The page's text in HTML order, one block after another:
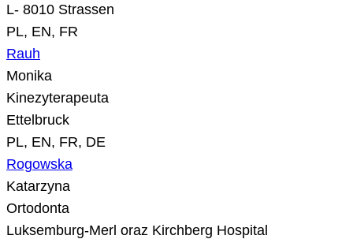
L- 8010 Strassen
PL, EN, FR
Rauh
Monika
Kinezyterapeuta
Ettelbruck
PL, EN, FR, DE
Rogowska
Katarzyna
Ortodonta
Luksemburg-Merl oraz Kirchberg Hospital